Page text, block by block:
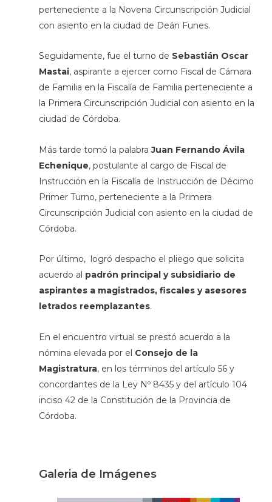
perteneciente a la Novena Circunscripción Judicial
con asiento en la ciudad de Deán Funes.
Seguidamente, fue el turno de Sebastián Oscar
Mastai, aspirante a ejercer como Fiscal de Cámara
de Familia en la Fiscalía de Familia perteneciente a
la Primera Circunscripción Judicial con asiento en la
ciudad de Córdoba.
Más tarde tomó la palabra Juan Fernando Ávila
Echenique, postulante al cargo de Fiscal de
Instrucción en la Fiscalía de Instrucción de Décimo
Primer Turno, perteneciente a la Primera
Circunscripción Judicial con asiento en la ciudad de
Córdoba.
Por último, logró despacho el pliego que solicita
acuerdo al padrón principal y subsidiario de
aspirantes a magistrados, fiscales y asesores
letrados reemplazantes.
En el encuentro virtual se prestó acuerdo a la
nómina elevada por el Consejo de la
Magistratura, en los términos del artículo 56 y
concordantes de la Ley Nº 8435 y del artículo 104
inciso 42 de la Constitución de la Provincia de
Córdoba.
Galeria de Imágenes